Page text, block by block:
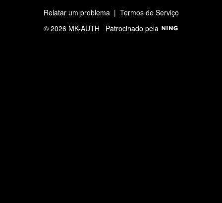
Relatar um problema| Termos de Serviço
© 2026 MK-AUTH Patrocinado pela